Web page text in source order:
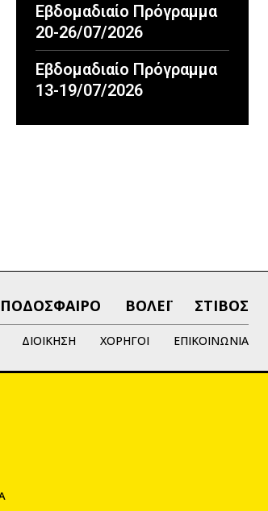
Εβδομαδιαίο Πρόγραμμα
20-26/07/2026
Εβδομαδιαίο Πρόγραμμα
13-19/07/2026
ΠΟΔΟΣΦΑΙΡΟ ΒΟΛΕΪ ΣΤΙΒΟΣ
ΔΙΟΙΚΗΣΗ ΧΟΡΗΓΟΙ ΕΠΙΚΟΙΝΩΝΙΑ